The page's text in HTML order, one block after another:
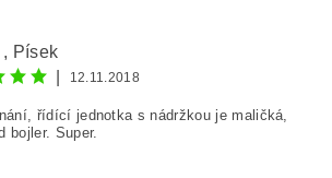
, Písek
12.11.2018
řídící jednotka s nádržkou je maličká,
bojler. Super.